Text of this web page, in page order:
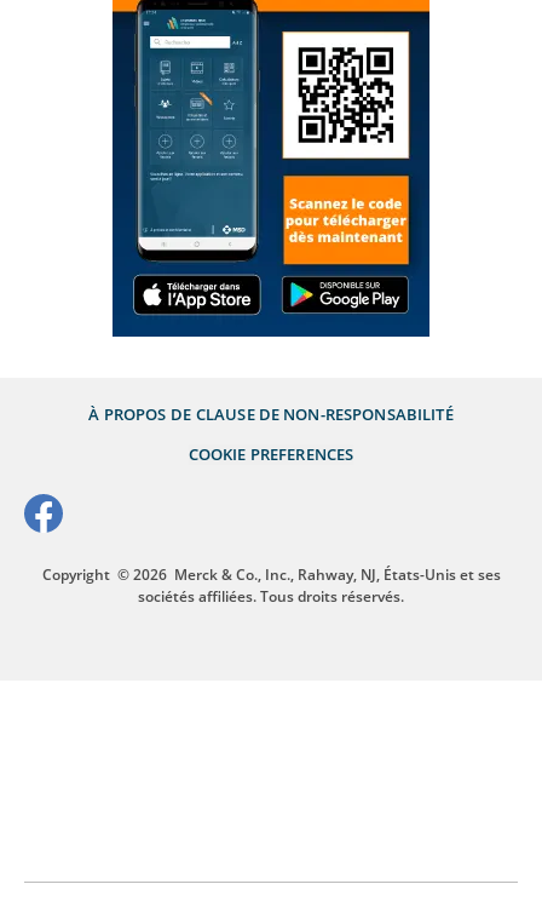
À PROPOS DE CLAUSE DE NON-RESPONSABILITÉ
COOKIE PREFERENCES
Copyright © 2026 Merck & Co., Inc., Rahway, NJ, États-Unis et ses
sociétés affiliées. Tous droits réservés.